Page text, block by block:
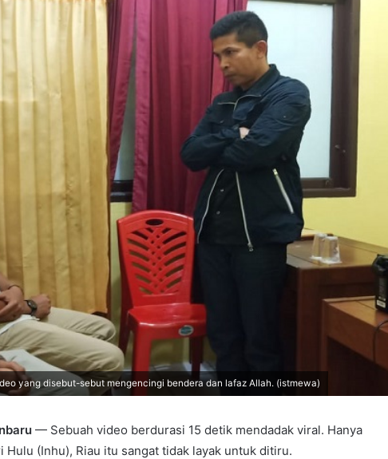
yang disebut-sebut mengencingi bendera dan lafaz Allah. (istmewa)
— Sebuah video berdurasi 15 detik mendadak viral. Hanya
(Inhu), Riau itu sangat tidak layak untuk ditiru.